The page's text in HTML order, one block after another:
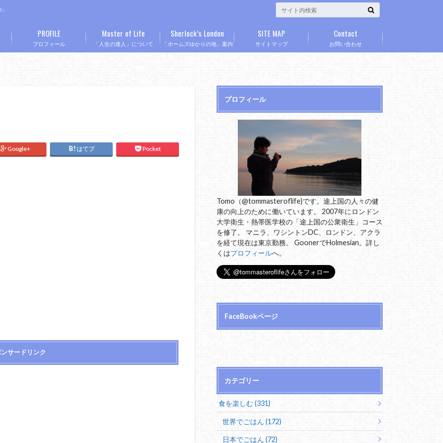
プロフィール
PROFILE
「人生の達人」について
Master of Life
「ホームズゆかりの地」案内
Sherlock’s London
サイトマップ
SITE MAP
お問い合わせ
Contact
Google+ はてブ Pocket
サードリンク
プロフィール
Tomo（@tommasteroflife)です。途上国の人々の健
康の向上のために働いています。 2007年にロンドン
大学衛生・熱帯医学校の「途上国の公衆衛生」コース
を修了。 マニラ、ワシントンDC、ロンドン、アクラ
を経て現在は東京勤務。 GoonerでHolmesian。詳し
くはプロフィールへ。
FaceBookページ
カテゴリー
食を楽しむ (331)
世界でごはん (172)
日本でごはん (72)